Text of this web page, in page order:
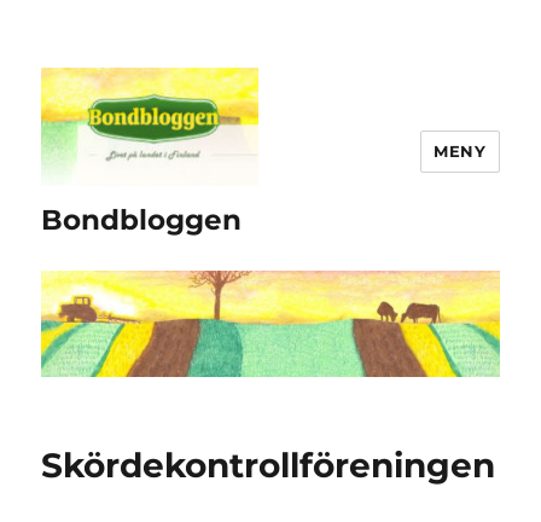
Bondbloggen
MENY
Skördekontrollföreningen